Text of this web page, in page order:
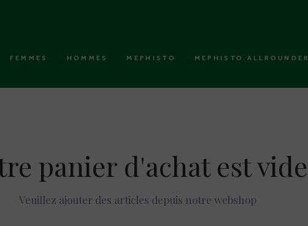
FEMMES HOMMES MEPHISTO MEPHISTO ALLROUNDER
panier d'achat est vide
Veuillez ajouter des articles depuis notre webshop